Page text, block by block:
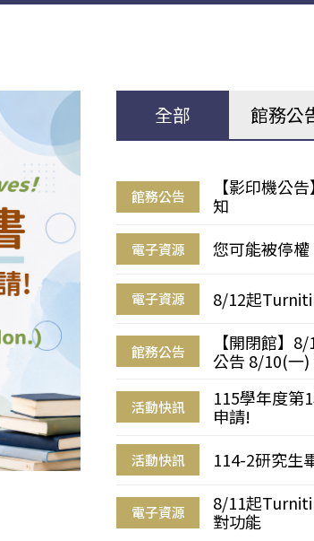
全部 館務公
館務公告
【影印機公
知
電子資源 您可能被停權
電子資源 8/12起
館務公告
【開閉館】
公告 8/10(一
活動快訊
115學年度第
申請!
活動快訊 114-2研究生
電子資源
8/11起
對功能